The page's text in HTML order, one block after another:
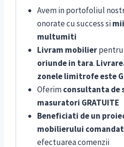
Avem in portofoliul
onorate cu success si
multumiti
Livram mobilierpentru
oriunde in tara.
zonele limitrofe este
Oferimconsultanta de
masuratori GRATUITE
Beneficiati de un
mobilierului
efectuarea comenzii